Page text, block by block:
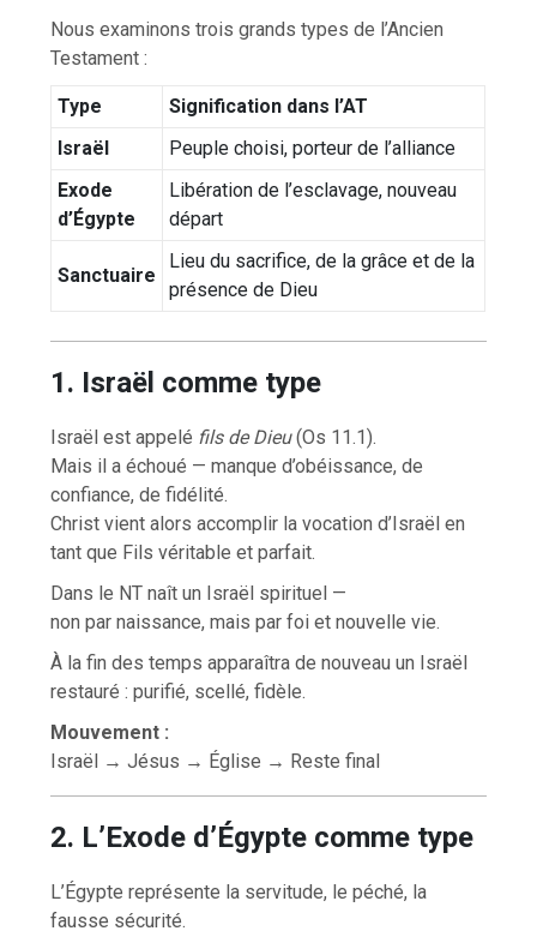
Nous examinons trois grands types de l’Ancien
Testament :
Type
Signification dans l’AT
Israël
Peuple choisi, porteur de l’alliance
Exode
d’Égypte
Libération de l’esclavage, nouveau
départ
Sanctuaire
Lieu du sacrifice, de la grâce et de la
présence de Dieu
1. Israël comme type
Israël est appelé fils de Dieu(Os 11.1).
Mais il a échoué — manque d’obéissance, de
confiance, de fidélité.
Christ vient alors accomplir la vocation d’Israël en
tant que Fils véritable et parfait.
Dans le NT naît un Israël spirituel —
non par naissance, mais par foi et nouvelle vie.
À la fin des temps apparaîtra de nouveau un Israël
restauré : purifié, scellé, fidèle.
Mouvement :
Israël → Jésus → Église → Reste final
2. L’Exode d’Égypte comme type
L’Égypte représente la servitude, le péché, la
fausse sécurité.